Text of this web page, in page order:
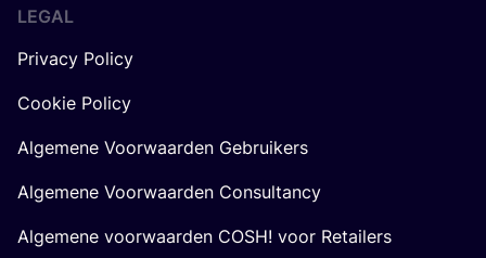
LEGAL
Privacy Policy
Cookie Policy
Algemene Voorwaarden Gebruikers
Algemene Voorwaarden Consultancy
Algemene voorwaarden COSH! voor Retailers